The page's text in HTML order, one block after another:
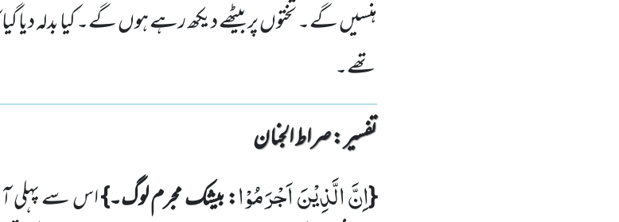
ہنسیں گے۔ تختوں پر بیٹھے دیکھ رہے ہوں گے۔ کیا بدلہ دیا
تھے۔
تفسیر : ‎صراط الجنان
{اِنَّ الَّذِیْنَ اَجْرَمُوْا: بیشک مجرم لوگ۔}اس سے پہلی